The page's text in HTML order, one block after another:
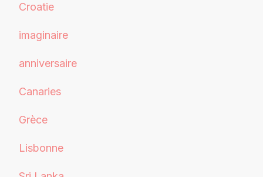
Croatie
imaginaire
anniversaire
Canaries
Grèce
Lisbonne